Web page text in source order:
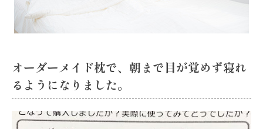
オーダーメイド枕で、朝まで目が覚めず寝れ
るようになりました。